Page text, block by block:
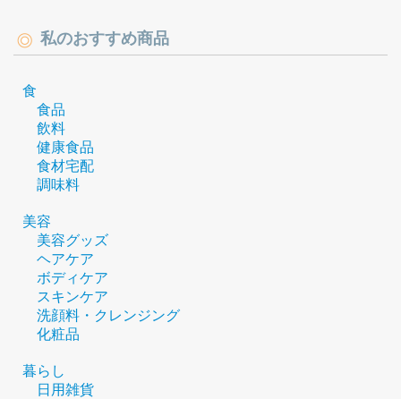
私のおすすめ商品
食
食品
飲料
健康食品
食材宅配
調味料
美容
美容グッズ
ヘアケア
ボディケア
スキンケア
洗顔料・クレンジング
化粧品
暮らし
日用雑貨